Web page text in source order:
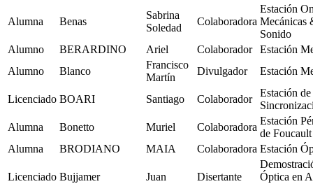
Alumna Benas
Sabrina
Soledad
Colaboradora
Estación
Mecánicas
Sonido
Alumno
BERARDINO Ariel Colaborador
Estación
Alumno
Blanco
Francisco
Martín
Divulgador Estación
Licenciado BOARI Santiago Colaborador
Estación de
Alumna
Bonetto Muriel Colaboradora
Estación
de Foucault
Alumna
BRODIANO MAIA Colaboradora Estación
Licenciado Bujjamer Juan Disertante
Óptica en